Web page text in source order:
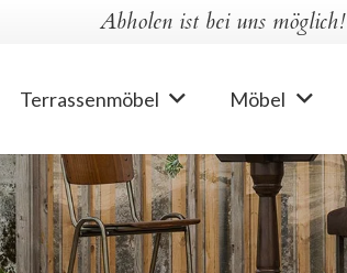
Abholen ist bei uns möglich!
Terrassenmöbel Möbel